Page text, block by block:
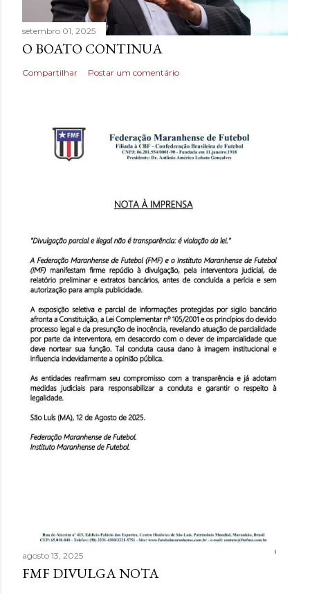
setembro 01, 2025
O BOATO CONTINUA
Compartilhar Postar um comentário
agosto 13, 2025
FMF DIVULGA NOTA